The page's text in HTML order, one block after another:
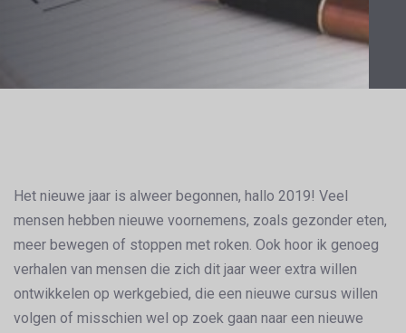
Het nieuwe jaar is alweer begonnen, hallo 2019! Veel
mensen hebben nieuwe voornemens, zoals gezonder eten,
meer bewegen of stoppen met roken. Ook hoor ik genoeg
verhalen van mensen die zich dit jaar weer extra willen
ontwikkelen op werkgebied, die een nieuwe cursus willen
volgen of misschien wel op zoek gaan naar een nieuwe